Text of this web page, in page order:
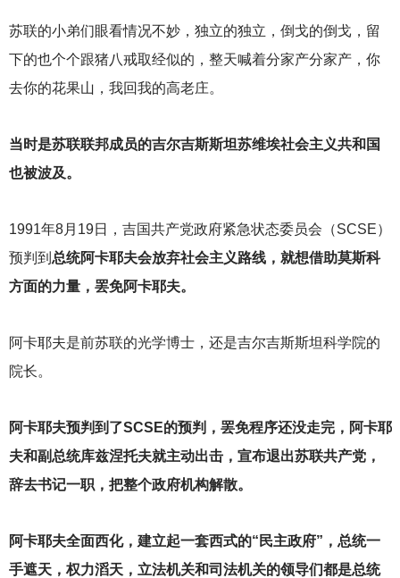
苏联的小弟们眼看情况不妙，独立的独立，倒戈的倒戈，留
下的也个个跟猪八戒取经似的，整天喊着分家产分家产，你
去你的花果山，我回我的高老庄。
当时是苏联联邦成员的吉尔吉斯斯坦苏维埃社会主义共和国
也被波及。
1991年8月19日，吉国共产党政府紧急状态委员会（SCSE）
预判到 总统阿卡耶夫会放弃社会主义路线，就想借助莫斯科
方面的力量，罢免阿卡耶夫。
阿卡耶夫是前苏联的光学博士，还是吉尔吉斯斯坦科学院的
院长。
阿卡耶夫预判到了SCSE的预判，罢免程序还没走完，阿卡耶
夫和副总统库兹涅托夫就主动出击，宣布退出苏联共产党，
辞去书记一职，把整个政府机构解散。
阿卡耶夫全面西化，建立起一套西式的“民主政府”，总统一
手遮天，权力滔天，立法机关和司法机关的领导们都是总统